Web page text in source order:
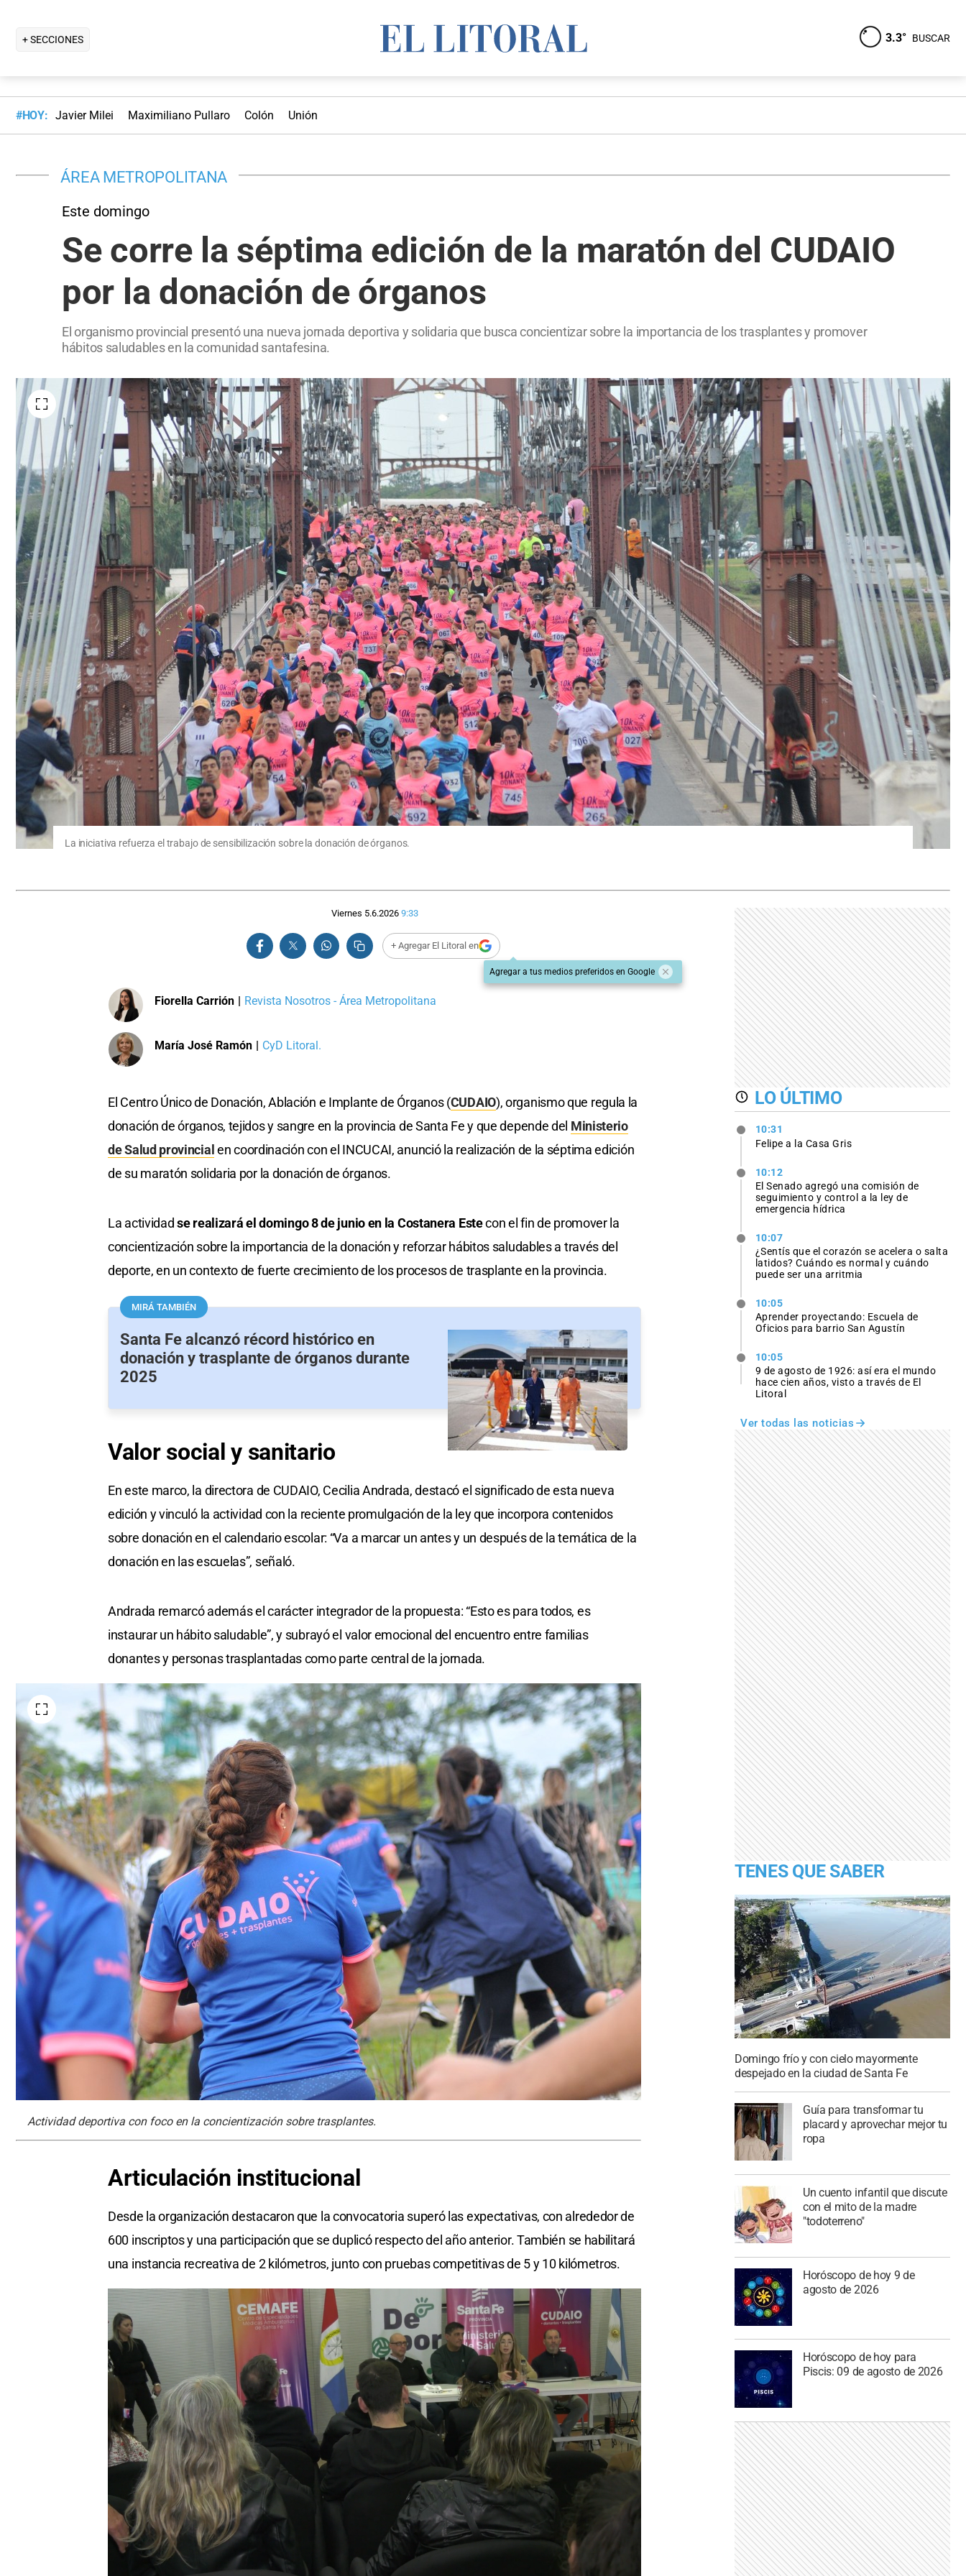
+ SECCIONES 3.3° BUSCAR
#HOY: Javier Milei Maximiliano Pullaro Colón Unión
ÁREA METROPOLITANA
Este domingo
Se corre la séptima edición de la maratón del CUDAIO
por la donación de órganos
El organismo provincial presentó una nueva jornada deportiva y solidaria que busca concientizar sobre la importancia de los trasplantes y promover
hábitos saludables en la comunidad santafesina.
La iniciativa refuerza el trabajo de sensibilización sobre la donación de órganos.
Viernes 5.6.2026 9:33
+ Agregar El Litoral en
Agregar a tus medios preferidos en Google
Fiorella Carrión | Revista Nosotros - Área Metropolitana
María José Ramón | CyD Litoral.
El Centro Único de Donación, Ablación e Implante de Órganos (CUDAIO), organismo que regula la
donación de órganos, tejidos y sangre en la provincia de Santa Fe y que depende del Ministerio
de Salud provincial en coordinación con el INCUCAI, anunció la realización de la séptima edición
de su maratón solidaria por la donación de órganos.
La actividadse realizará el domingo 8 de junio en la Costanera Estecon el fin de promover la
concientización sobre la importancia de la donación y reforzar hábitos saludables a través del
deporte, en un contexto de fuerte crecimiento de los procesos de trasplante en la provincia.
MIRÁ TAMBIÉN
Santa Fe alcanzó récord histórico en
donación y trasplante de órganos durante
2025
Valor social y sanitario
En este marco, la directora de CUDAIO, Cecilia Andrada, destacó el significado de esta nueva
edición y vinculó la actividad con la reciente promulgación de la ley que incorpora contenidos
sobre donación en el calendario escolar: “Va a marcar un antes y un después de la temática de la
donación en las escuelas”, señaló.
Andrada remarcó además el carácter integrador de la propuesta: “Esto es para todos, es
instaurar un hábito saludable”, y subrayó el valor emocional del encuentro entre familias
donantes y personas trasplantadas como parte central de la jornada.
Actividad deportiva con foco en la concientización sobre trasplantes.
Articulación institucional
Desde la organización destacaron que la convocatoria superó las expectativas, con alrededor de
600 inscriptos y una participación que se duplicó respecto del año anterior. También se habilitará
una instancia recreativa de 2 kilómetros, junto con pruebas competitivas de 5 y 10 kilómetros.
LO ÚLTIMO
10:31
Felipe a la Casa Gris
10:12
El Senado agregó una comisión de
seguimiento y control a la ley de
emergencia hídrica
10:07
¿Sentís que el corazón se acelera o salta
latidos? Cuándo es normal y cuándo
puede ser una arritmia
10:05
Aprender proyectando: Escuela de
Oficios para barrio San Agustín
10:05
9 de agosto de 1926: así era el mundo
hace cien años, visto a través de El
Litoral
Ver todas las noticias
TENES QUE SABER
Domingo frío y con cielo mayormente
despejado en la ciudad de Santa Fe
Guía para transformar tu
placard y aprovechar mejor tu
ropa
Un cuento infantil que discute
con el mito de la madre
"todoterreno"
Horóscopo de hoy 9 de
agosto de 2026
Horóscopo de hoy para
Piscis: 09 de agosto de 2026